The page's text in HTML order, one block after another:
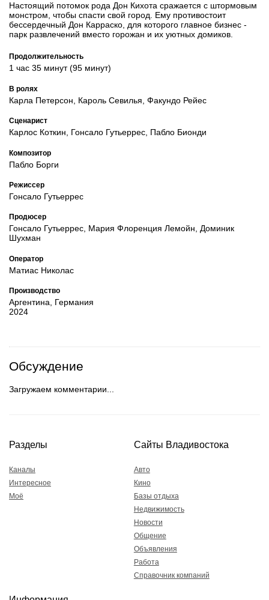
Настоящий потомок рода Дон Кихота сражается с штормовым
монстром, чтобы спасти свой город. Ему противостоит
бессердечный Дон Карраско, для которого главное бизнес -
парк развлечений вместо горожан и их уютных домиков.
Продолжительность
1 час 35 минут (95 минут)
В ролях
Карла Петерсон, Кароль Севилья, Факундо Рейес
Сценарист
Карлос Коткин, Гонсало Гутьеррес, Пабло Бионди
Композитор
Пабло Борги
Режиссер
Гонсало Гутьеррес
Продюсер
Гонсало Гутьеррес, Мария Флоренция Лемойн, Доминик
Шухман
Оператор
Матиас Николас
Производство
Аргентина, Германия
2024
Обсуждение
Загружаем комментарии...
Разделы
Каналы
Интересное
Моё
Сайты Владивостока
Авто
Кино
Базы отдыха
Недвижимость
Новости
Общение
Объявления
Работа
Справочник компаний